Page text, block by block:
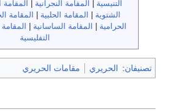
التنيسية
المقامة النجرانية المقامة
الشتوية
المقامة الحلبية المقامة
الحرامية
المقامة الساسانية
التفليسية
تصنيفان: الحريري مقامات الحريري